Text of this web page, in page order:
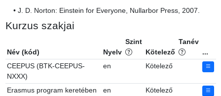
• J. D. Norton: Einstein for Everyone, Nullarbor Press, 2007.
Kurzus szakjai
Név (kód) Nyelv
Szint
Kötelező
Tanév
...
CEEPUS (BTK-CEEPUS-
NXXX)
en Kötelező
Erasmus program keretében
en Kötelező